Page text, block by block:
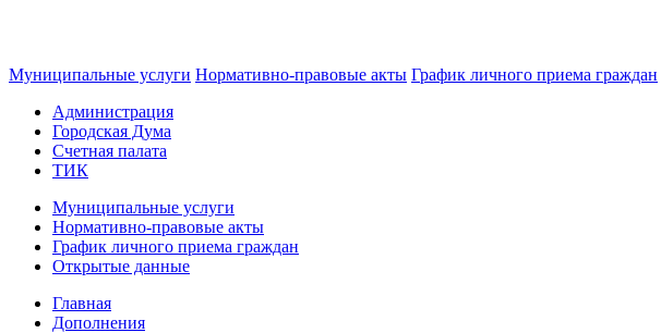
Муниципальные услуги Нормативно-правовые акты График личного приема граждан
Администрация
Городская Дума
Счетная палата
ТИК
Муниципальные услуги
Нормативно-правовые акты
График личного приема граждан
Открытые данные
Главная
Дополнения